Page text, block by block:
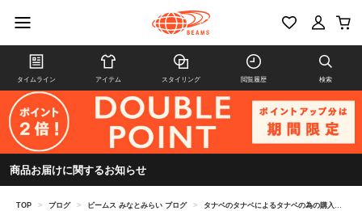
タイムライン アイテム スタイリング 閲覧履歴 検索
商品お届けに関するお知らせ
TOP > ブログ > ビームス みなとみらい ブログ > タナベのタナベによるタナベの為の購入品紹介 #2